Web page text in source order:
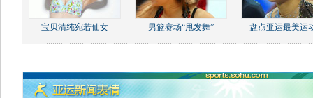
宝贝清纯宛若仙女 男篮赛场“甩发舞” 盘点亚运最美运